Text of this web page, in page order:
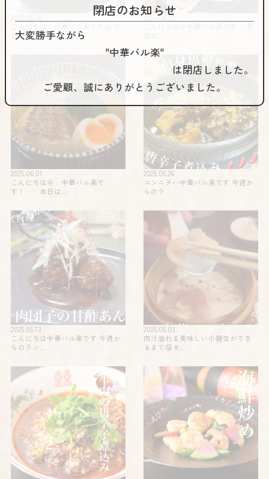
週からの…
2025.06.10
2025.06.01
こんにちは🌞 中華バル楽で
す！ 本日は…
2025.05.26
コンニチハ️️中華バル楽です 今週か
らのラ…
2025.05.13
こんにちは中華バル楽です 今週か
らのラン…
2025.05.03
肉汁溢れる美味しい小籠包ができ
るまで🤤 #…
閉店のお知らせ
大変勝手ながら
"中華バル楽"
は閉店しました。
ご愛顧、誠にありがとうございました。